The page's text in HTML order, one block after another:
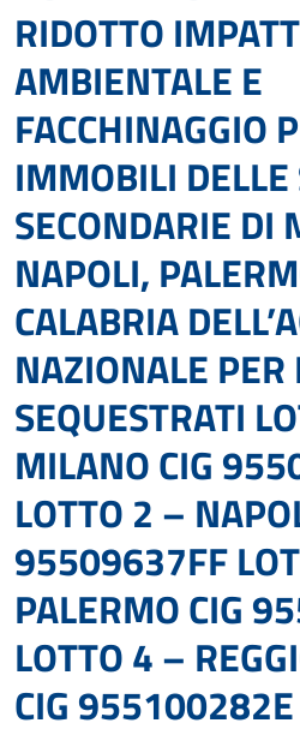
RIDOTTO
AMBIENTALE E
FACCHINAGGIO
IMMOBILI DELLE
SECONDARIE DI
NAPOLI,
CALABRIA
NAZIONALE PER
SEQUESTRATI
MILANO CIG
LOTTO 2 –
95509637FF
PALERMO CIG
LOTTO 4 –
CIG 955100282E